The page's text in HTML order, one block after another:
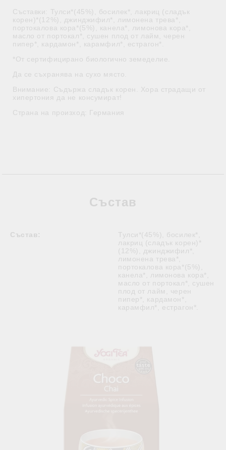
Съставки: Тулси*(45%), босилек*, лакриц (сладък
корен)*(12%), джинджифил*, лимонена трева*,
портокалова кора*(5%), канела*, лимонова кора*,
масло от портокал*, сушен плод от лайм, черен
пипер*, кардамон*, карамфил*, естрагон*.
*От сертифицирано биологично земеделие.
Да се съхранява на сухо място.
Внимание: Съдържа сладък корен. Хора страдащи от
хипертония да не консумират!
Страна на произход: Германия
Състав
Състав:
Тулси*(45%), босилек*,
лакриц (сладък корен)*
(12%), джинджифил*,
лимонена трева*,
портокалова кора*(5%),
канела*, лимонова кора*,
масло от портокал*, сушен
плод от лайм, черен
пипер*, кардамон*,
карамфил*, естрагон*.
Свързани продукти